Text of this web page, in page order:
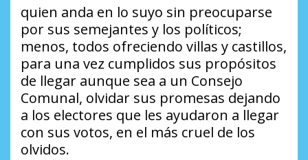
quien anda en lo suyo sin preocuparse
por sus semejantes y los políticos;
menos, todos ofreciendo villas y castillos,
para una vez cumplidos sus propósitos
de llegar aunque sea a un Consejo
Comunal, olvidar sus promesas dejando
a los electores que les ayudaron a llegar
con sus votos, en el más cruel de los
olvidos.